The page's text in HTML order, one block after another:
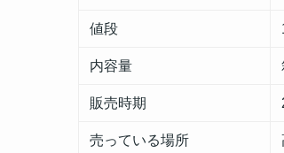
値段
内容量
販売時期
売っている場所